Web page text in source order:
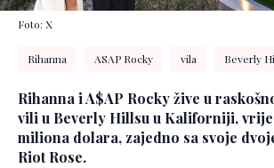
Foto: X
Rihanna ASAP Rocky vila Beverly
Rihanna i A$AP Rocky žive u
vili u Beverly Hillsu u Kaliforniji,
miliona dolara, zajedno sa svoje
Riot Rose.